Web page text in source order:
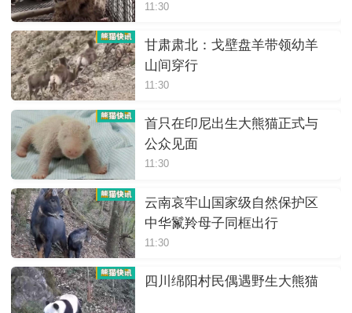
11:30
甘肃肃北：戈壁盘羊带领幼羊
山间穿行
11:30
首只在印尼出生大熊猫正式与
公众见面
11:30
云南哀牢山国家级自然保护区
中华鬣羚母子同框出行
11:30
四川绵阳村民偶遇野生大熊猫